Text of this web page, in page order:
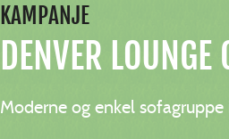
KAMPANJE
DENVER
Moderne og enkel